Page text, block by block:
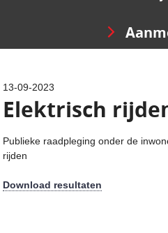
13-09-2023
Elektrisch
Publieke raadpleging onder de
rijden
Download resultaten